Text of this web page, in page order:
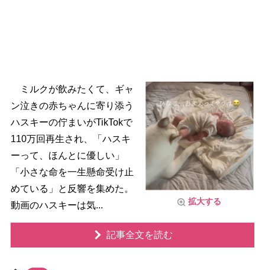
拡大する
ミルクが飲みたくて、ギャ
ン泣きの赤ちゃんに寄り添う
ハスキーの佇まいがTikTokで
110万回再生され、「ハスキ
ーって、ほんとに優しい」
「小さな命を一生懸命受け止
めている」と反響を集めた。
動画のハスキーは気...
記事全文を読む